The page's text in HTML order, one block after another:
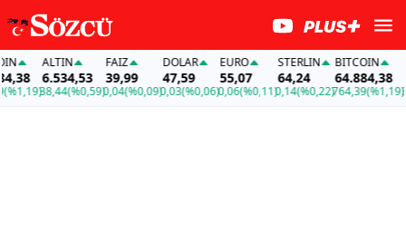
ALTIN
6.534,53
38,44(%0,59)
FAİZ
39,99
0,04(%0,09)
DOLAR
47,59
0,03(%0,06)
EURO
55,07
0,06(%0,11)
STERLIN
64,24
0,14(%0,22)
BITCOIN
64.884,38
764,39(%1,19)